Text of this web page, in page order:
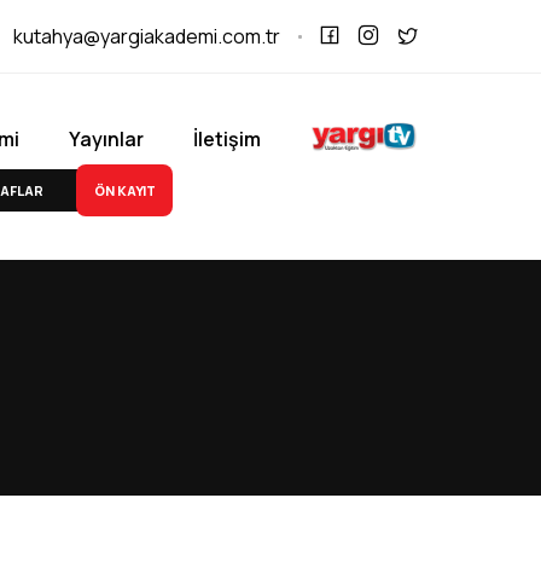
kutahya@yargiakademi.com.tr
Yayınlar İletişim
ÖN KAYIT